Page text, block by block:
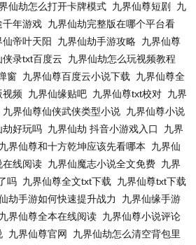
仙劫怎么打开卡牌模式 九界仙尊短剧
九
千年游戏 九界仙劫完整版在哪个平台看
仙帝叶天阳 九界仙劫手游攻略 九界仙尊
侠录txt百度云
九界仙劫怎么玩视频教程
窗 九界仙尊百度云小说下载
九界仙尊全
视频 九界仙缘贴吧 九界仙尊txt校对 九界
九界仙尊仙侠武侠类型小说 九界仙尊小说
劫好玩吗 九界仙劫 抖音小游戏入口
九界
九界仙尊和十方乾坤应该先看哪本
九界仙
在线阅读 九界仙魔志小说全文免费 九界
吗 九界仙尊全文txt下载
九界仙尊txt下载
劫手游如何快速提升战力
九界仙缘手游
九界仙尊全本在线阅读 九界仙尊小说评论
九界仙尊官网
九界仙劫怎么清空背包里